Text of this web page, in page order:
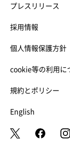
プレスリリース
採用情報
個人情報保護方針
cookie等の利用に
規約とポリシー
English